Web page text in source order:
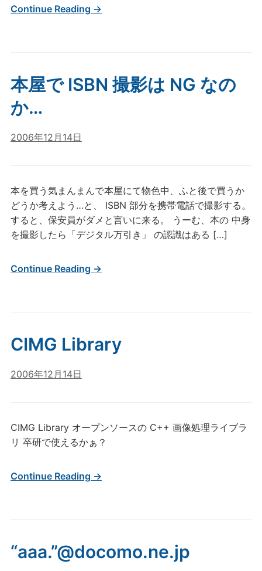
Continue Reading →
本屋で ISBN 撮影は NG なの
か…
2006年12月14日
本を買う気まんまんで本屋にて物色中、ふと後で買うか
どうか考えよう…と、 ISBN 部分を携帯電話で撮影する。
すると、保安員がダメと言いに来る。 うーむ、本の 中身
を撮影したら「デジタル万引き」 の認識はある […]
Continue Reading →
CIMG Library
2006年12月14日
CIMG Library オープンソースの C++ 画像処理ライブラ
リ 卒研で使えるかぁ？
Continue Reading →
“aaa.”@docomo.ne.jp